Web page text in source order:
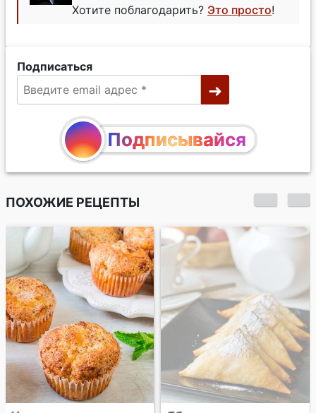
Хотите поблагодарить? Это просто!
Подписаться
Подписывайся
ПОХОЖИЕ РЕЦЕПТЫ